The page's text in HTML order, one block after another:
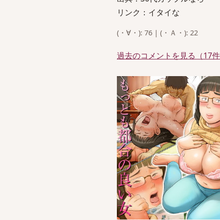
リンク：イタイな
(・∀・): 76 | (・Ａ・): 22
過去のコメントを見る（17